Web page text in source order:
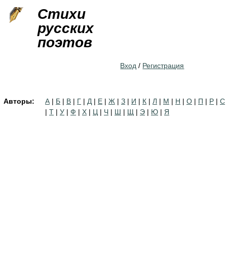
Стихи
русских
поэтов
Вход / Регистрация
Авторы: А | Б | В | Г | Д | Е | Ж | З | И | К | Л | М | Н | О | П | Р | С
| Т | У | Ф | Х | Ц | Ч | Ш | Щ | Э | Ю | Я